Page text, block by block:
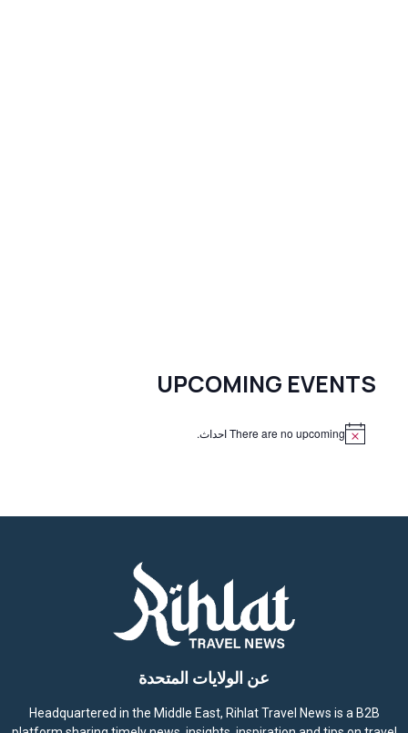
UPCOMING EVENTS
There are no upcoming احداث.
عن الولايات المتحدة
Headquartered in the Middle East, Rihlat Travel News is a B2B